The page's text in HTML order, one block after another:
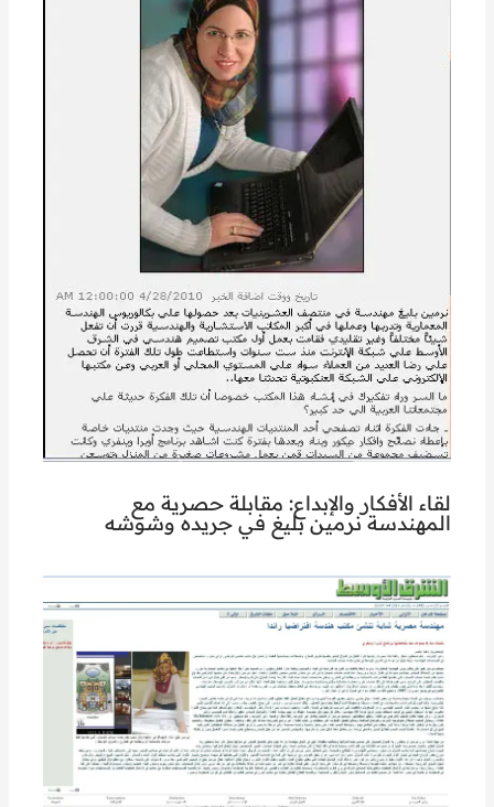
لقاء الأفكار والإبداع: مقابلة حصرية مع
المهندسة نرمين بليغ في جريده وشوشه